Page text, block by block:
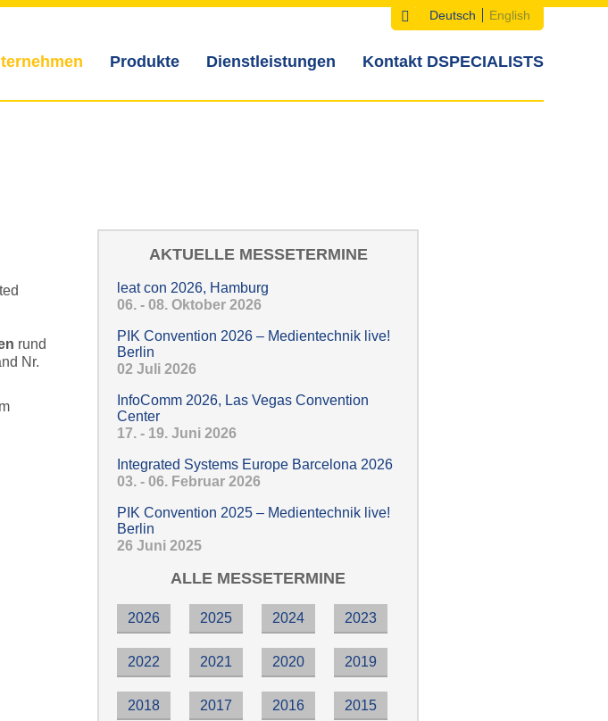
Deutsch English
Suchformular
Suche
Produkte Dienstleistungen Kontakt DSPECIALISTS
rund
Nr.
AKTUELLE MESSETERMINE
leat con 2026, Hamburg
06. - 08. Oktober 2026
PIK Convention 2026 – Medientechnik live!
Berlin
02 Juli 2026
InfoComm 2026, Las Vegas Convention
Center
17. - 19. Juni 2026
Integrated Systems Europe Barcelona 2026
03. - 06. Februar 2026
PIK Convention 2025 – Medientechnik live!
Berlin
26 Juni 2025
ALLE MESSETERMINE
2026 2025 2024 2023
2022 2021 2020 2019
2018 2017 2016 2015